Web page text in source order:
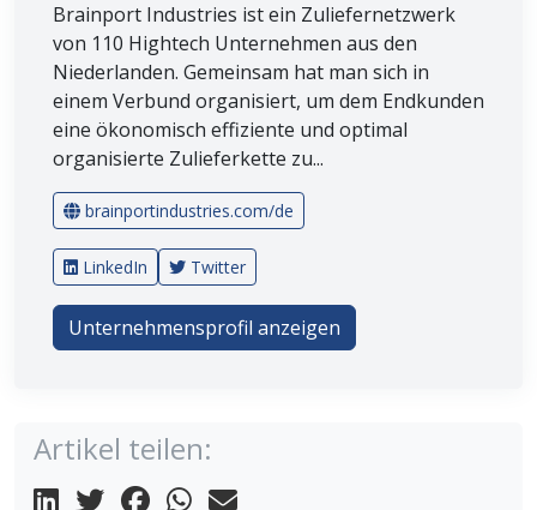
Brainport Industries ist ein Zuliefernetzwerk
von 110 Hightech Unternehmen aus den
Niederlanden. Gemeinsam hat man sich in
einem Verbund organisiert, um dem Endkunden
eine ökonomisch effiziente und optimal
organisierte Zulieferkette zu...
brainportindustries.com/de
LinkedIn Twitter
Unternehmensprofil anzeigen
Artikel teilen: